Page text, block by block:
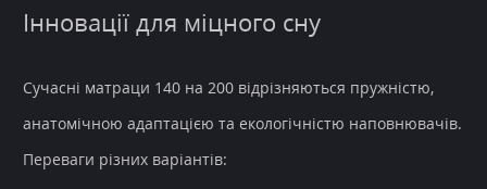
Інновації для міцного сну
Сучасні матраци 140 на 200 відрізняються пружністю,
анатомічною адаптацією та екологічністю наповнювачів.
Переваги різних варіантів: